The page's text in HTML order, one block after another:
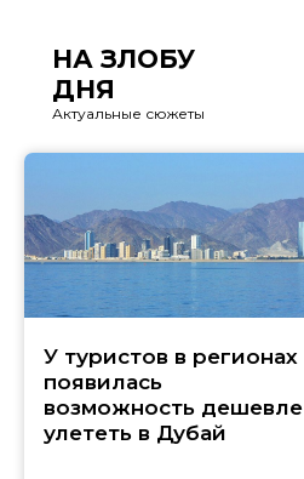
НА ЗЛОБУ
ДНЯ
Актуальные сюжеты
У туристов в регионах
появилась
возможность дешевле
улететь в Дубай